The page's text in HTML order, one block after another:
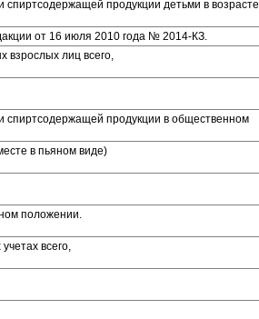
продукции детьми в возрасте
от 16 июля 2010 года № 2014-КЗ.
взрослых лиц всего,
спиртсодержащей продукции в общественном
в пьяном виде)
положении.
всего,